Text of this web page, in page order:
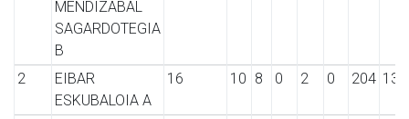
MENDIZABAL
SAGARDOTEGIA
B
2
EIBAR
ESKUBALOIA A
16 10 8 0 2 0 204 131